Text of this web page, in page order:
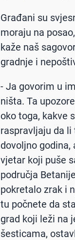
Građani su
moraju na
kaže naš
gradnje i
- Ja govorim u
ništa. Ta
oko toga, kakve
raspravljaju da li
dovoljno godina,
vjetar koji puše
područja
pokretalo zrak i
tu počnete da
grad koji leži na
šesticama,